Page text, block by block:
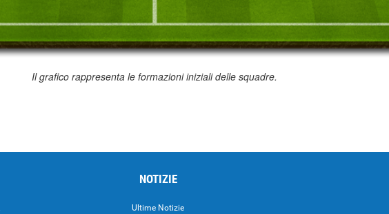
Il grafico rappresenta le formazioni iniziali delle squadre.
NOTIZIE
Ultime Notizie